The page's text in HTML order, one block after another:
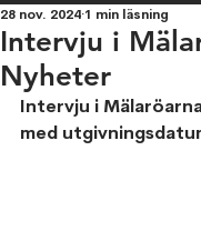
Intervju i
Nyheter
28 nov. 2024 1 min läsning
Intervju i
med